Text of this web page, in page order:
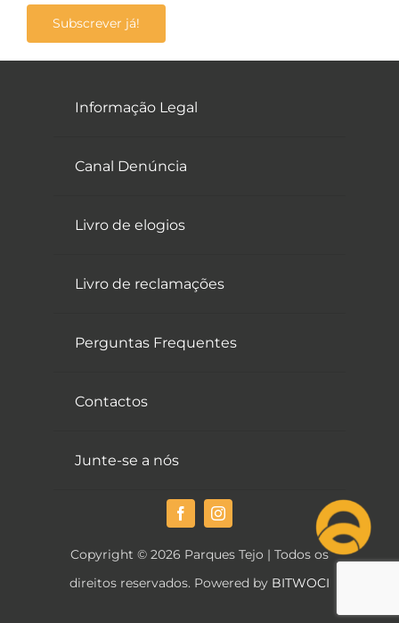
Subscrever já!
Informação Legal
Canal Denúncia
Livro de elogios
Livro de reclamações
Perguntas Frequentes
Contactos
Junte-se a nós
Copyright © 2026 Parques Tejo | Todos os
direitos reservados. Powered by BITWOCI